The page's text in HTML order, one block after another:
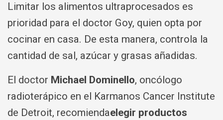
Limitar los alimentos ultraprocesados es
prioridad para el doctor Goy, quien opta por
cocinar en casa. De esta manera, controla la
cantidad de sal, azúcar y grasas añadidas.
El doctor Michael Dominello, oncólogo
radioterápico en el Karmanos Cancer Institute
de Detroit, recomiendaelegir productos